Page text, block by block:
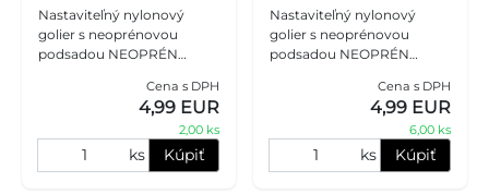
Nastaviteľný nylonový
golier s neoprénovou
podsadou NEOPRÉN
(25cm-40cm), červená.
Obojky PET NOVA
zaručujú, že vášmu miláči
Cena s DPH
4,99 EUR
2,00 ks
ks Kúpiť
Nastaviteľný nylonový
golier s neoprénovou
podsadou NEOPRÉN
(25cm-40cm), čierna.
Obojky PET NOVA
zaručujú, že vášmu miláčik
Cena s DPH
4,99 EUR
6,00 ks
ks Kúpiť